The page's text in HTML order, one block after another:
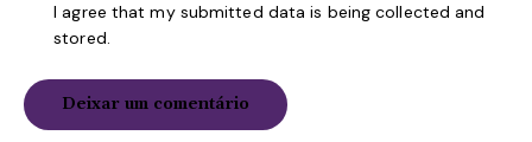
I agree that my submitted data is being collected and
stored.